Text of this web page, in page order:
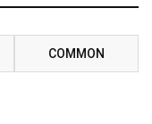
COMMON